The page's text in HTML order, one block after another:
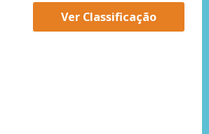
Ver Classificação